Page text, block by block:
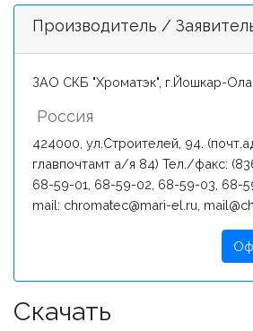
Производитель /
ЗАО СКБ "Хроматэк", г.Йошкар-Ола
Россия
424000, ул.Строителей, 94.
главпочтамт а/я 84) Тел./факс:
68-59-01, 68-59-02, 68-59-03, 68-
mail: chromatec@mari-el.ru,
Скачать